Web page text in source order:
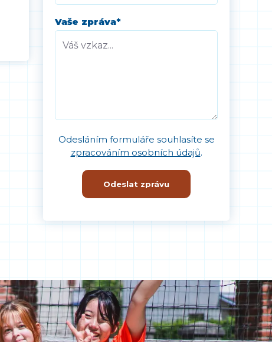
Vaše zpráva*
Odesláním formuláře souhlasíte se
zpracováním osobních údajů.
Odeslat zprávu